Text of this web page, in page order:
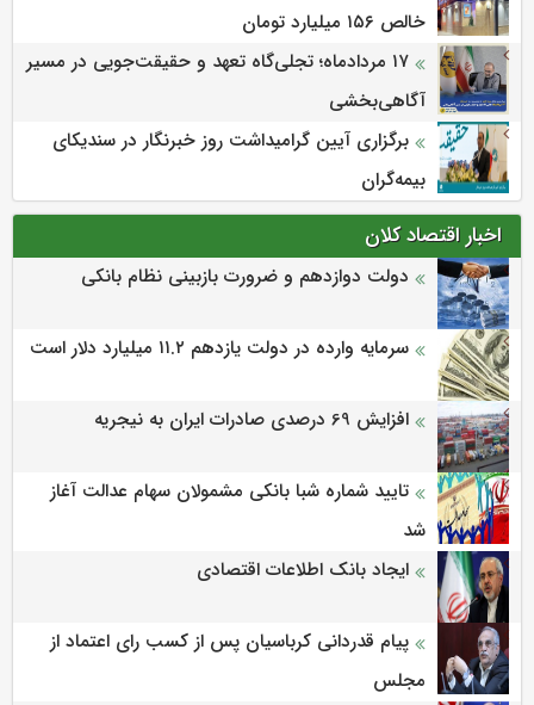
خالص ۱۵۶ میلیارد تومان
۱۷ مردادماه‌؛ تجلی‌گاه تعهد و حقیقت‌جویی در مسیر
آگاهی‌بخشی
برگزاری آیین گرامیداشت روز خبرنگار در سندیکای
بیمه‌گران
اخبار اقتصاد کلان
دولت دوازدهم و ضرورت بازبینی نظام بانکی
سرمایه وارده در دولت یازدهم ۱۱.۲ میلیارد دلار است
افزایش 69 درصدی صادرات ایران به نیجریه
تایید شماره شبا بانکی مشمولان سهام عدالت آغاز
شد
ایجاد بانک اطلاعات اقتصادی
پیام قدردانی کرباسیان پس از کسب رای اعتماد از
مجلس